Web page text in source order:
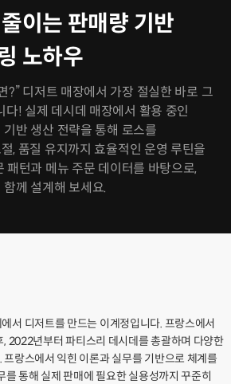
이는 판매량 기반
노하우
?” 디저트 매장에서 가장 절실한 바로 그
다! 실제 데시데 매장에서 활용 중인
반 생산 전략을 통해 로스를
, 품질 유지까지 효율적인 운영 루틴을
패턴과 메뉴 주문 데이터를 바탕으로,
께 설계해 보세요.
서 디저트를 만드는 이계정입니다. 프랑스에서
2022년부터 파티스리 데시데를 총괄하며 다양한
랑스에서 익힌 이론과 실무를 기반으로 체계를
를 통해 실제 판매에 필요한 실용성까지 꾸준히